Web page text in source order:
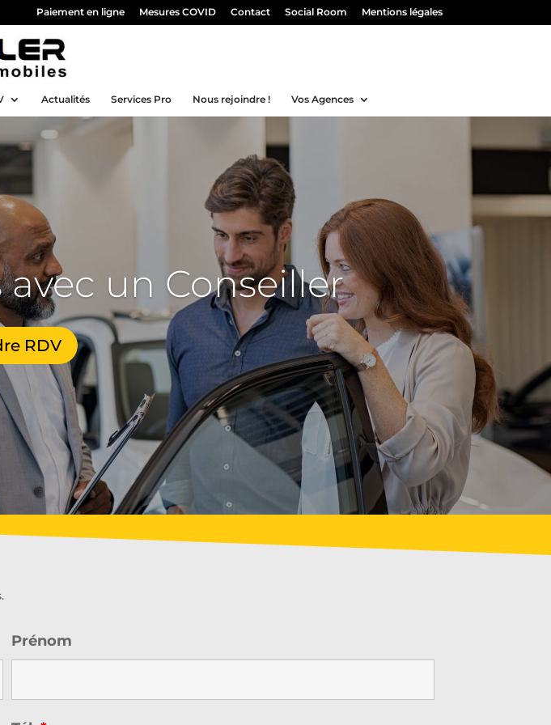
Paiement en ligne Mesures COVID Contact Social Room Mentions légales
Actualités Services Pro Nous rejoindre ! Vos Agences
un Conseiller
RDV
Prénom